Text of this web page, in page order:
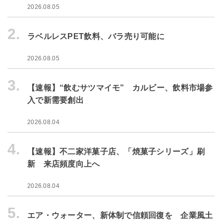
2026.08.05
2. ラベルレスPET飲料、バラ売り可能に
2026.08.05
3.
【速報】“飲むサツマイモ” カルビー、飲料市場参
入で新需要創出
2026.08.04
4.
【速報】不二家洋菓子店、「焼菓子シリーズ」刷
新 来店頻度向上へ
2026.08.04
5.
エア・ウォーター、新体制で信頼回復を 企業風土